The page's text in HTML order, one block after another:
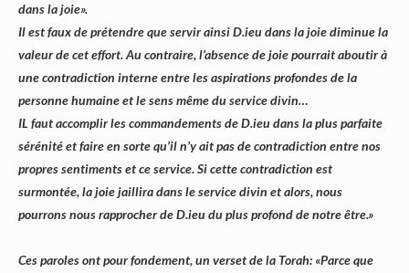
dans la joie».
Il est faux de prétendre que servir ainsi D.ieu dans la joie diminue la
valeur de cet effort. Au contraire, l’absence de joie pourrait aboutir à
une contradiction interne entre les aspirations profondes de la
personne humaine et le sens même du service divin…
IL faut accomplir les commandements de D.ieu dans la plus parfaite
sérénité et faire en sorte qu’il n’y ait pas de contradiction entre nos
propres sentiments et ce service. Si cette contradiction est
surmontée, la joie jaillira dans le service divin et alors, nous
pourrons nous rapprocher de D.ieu du plus profond de notre être.»
Ces paroles ont pour fondement, un verset de la Torah: «Parce que